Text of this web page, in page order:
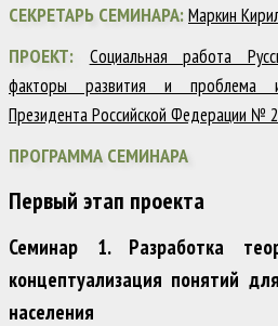
СЕКРЕТАРЬ СЕМИНАРА:Маркин
ПРОЕКТ:
Социальная работа
факторы развития и проблема
Президента Российской Федерации №
ПРОГРАММА СЕМИНАРА
Первый этап проекта
Семинар 1. Разработка
концептуализация понятий
населения